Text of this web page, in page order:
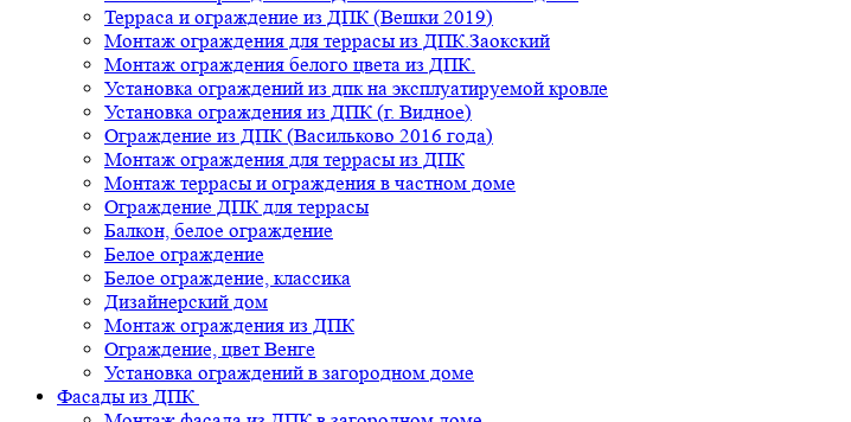
Терраса и ограждение из ДПК (Вешки 2019)
Монтаж ограждения для террасы из ДПК.Заокский
Монтаж ограждения белого цвета из ДПК.
Установка ограждений из дпк на эксплуатируемой кровле
Установка ограждения из ДПК (г. Видное)
Ограждение из ДПК (Васильково 2016 года)
Монтаж ограждения для террасы из ДПК
Монтаж террасы и ограждения в частном доме
Ограждение ДПК для террасы
Балкон, белое ограждение
Белое ограждение
Белое ограждение, классика
Дизайнерский дом
Монтаж ограждения из ДПК
Ограждение, цвет Венге
Установка ограждений в загородном доме
Фасады из ДПК